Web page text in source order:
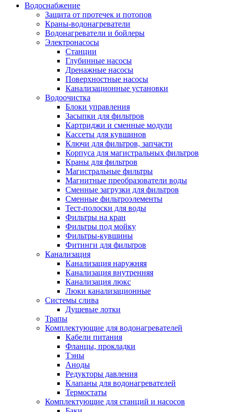
Строительные товары
Все для бани
Полезные статьи
Новости и Акции
Оплата и доставка
Сервис-центр
Адреса Сервис-центров
Обмен и возврат товара
Водоснабжение
Защита от протечек и потопов
Краны-водонагреватели
Водонагреватели и бойлеры
Электронасосы
Станции
Глубинные насосы
Дренажные насосы
Поверхностные насосы
Канализационные установки
Водоочистка
Блоки управления
Засыпки для фильтров
Картриджи и сменные модули
Кассеты для кувшинов
Ключи для фильтров, запчасти
Корпуса для магистральных фильтров
Краны для фильтров
Магистральные фильтры
Магнитные преобразователи воды
Сменные загрузки для фильтров
Сменные фильтроэлементы
Тест-полоски для воды
Фильтры на кран
Фильтры под мойку
Фильтры-кувшины
Фитинги для фильтров
Канализация
Канализация наружняя
Канализация внутренняя
Канализация люкс
Люки канализационные
Системы слива
Душевые лотки
Трапы
Комплектующие для водонагревателей
Кабели питания
Фланцы, прокладки
Тэны
Аноды
Редукторы давления
Клапаны для водонагревателей
Термостаты
Комплектующие для станций и насосов